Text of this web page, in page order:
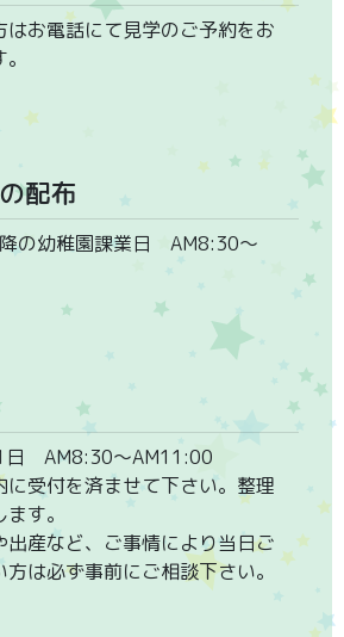
はお電話にて見学のご予約をお
配布
の幼稚園課業日 AM8:30〜
日 AM8:30〜AM11:00
受付を済ませて下さい。整理
す。
産など、ご事情により当日ご
は必ず事前にご相談下さい。